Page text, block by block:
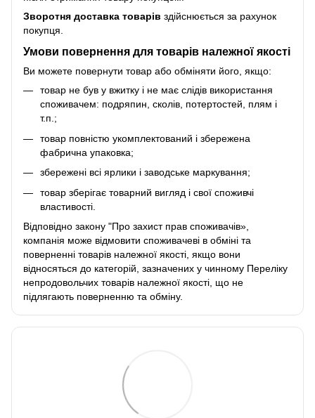
Зворотня доставка товарів здійснюється за рахунок
покупця.
Умови повернення для товарів належної якості
Ви можете повернути товар або обміняти його, якщо:
товар не був у вжитку і не має слідів використання
споживачем: подряпин, сколів, потертостей, плям і
т.п.;
товар повністю укомплектований і збережена
фабрична упаковка;
збережені всі ярлики і заводське маркування;
товар зберігає товарний вигляд і свої споживчі
властивості.
Відповідно закону "Про захист прав споживачів»
компанія може відмовити споживачеві в обміні та
поверненні товарів належної якості, якщо вони
відносяться до категорій, зазначених у чинному Переліку
непродовольчих товарів належної якості, що не
підлягають поверненню та обміну.